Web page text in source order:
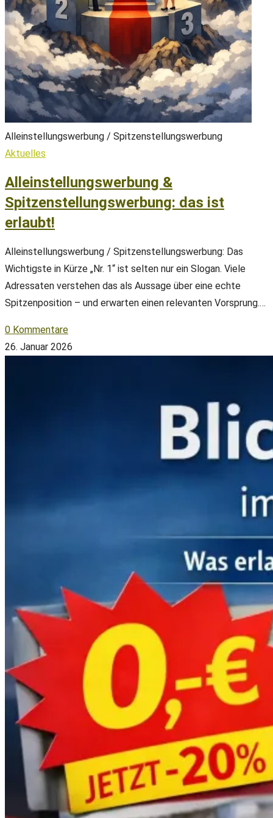
Alleinstellungswerbung / Spitzenstellungswerbung
Aktuelles
Alleinstellungswerbung &
Spitzenstellungswerbung: das ist
erlaubt!
Alleinstellungswerbung / Spitzenstellungswerbung: Das
Wichtigste in Kürze „Nr. 1“ ist selten nur ein Slogan. Viele
Adressaten verstehen das als Aussage über eine echte
Spitzenposition – und erwarten einen relevanten Vorsprung.…
0 Kommentare
26. Januar 2026